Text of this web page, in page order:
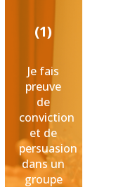
(1)
Je fais
preuve
de
conviction
et de
persuasion
dans un
groupe